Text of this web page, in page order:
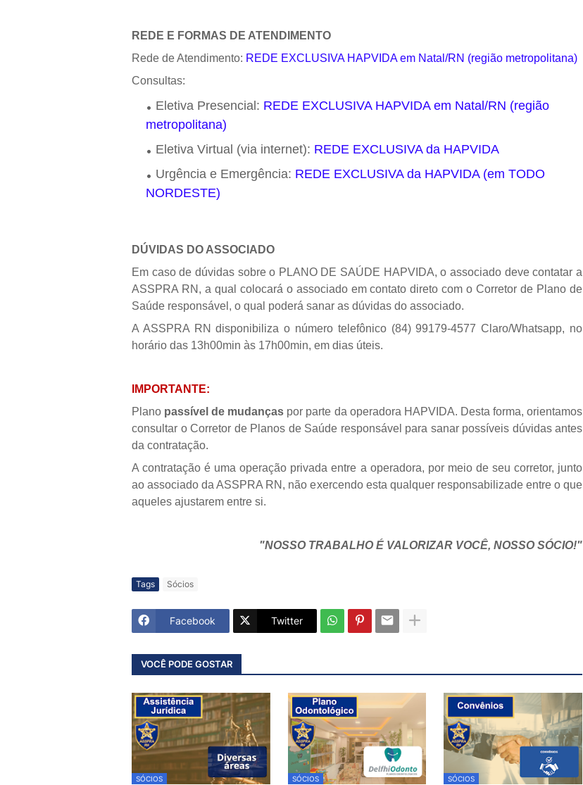
REDE E FORMAS DE ATENDIMENTO
Rede de Atendimento: REDE EXCLUSIVA HAPVIDA em Natal/RN (região metropolitana)
Consultas:
Eletiva Presencial: REDE EXCLUSIVA HAPVIDA em Natal/RN (região
metropolitana)
Eletiva Virtual (via internet): REDE EXCLUSIVA da HAPVIDA
Urgência e Emergência: REDE EXCLUSIVA da HAPVIDA (em TODO
NORDESTE)
DÚVIDAS DO ASSOCIADO
Em caso de dúvidas sobre o PLANO DE SAÚDE HAPVIDA, o associado deve contatar a
ASSPRA RN, a qual colocará o associado em contato direto com o Corretor de Plano de
Saúde responsável, o qual poderá sanar as dúvidas do associado.
A ASSPRA RN disponibiliza o número telefônico (84) 99179-4577 Claro/Whatsapp, no
horário das 13h00min às 17h00min, em dias úteis.
IMPORTANTE:
Plano passível de mudanças por parte da operadora HAPVIDA. Desta forma, orientamos
consultar o Corretor de Planos de Saúde responsável para sanar possíveis dúvidas antes
da contratação.
A contratação é uma operação privada entre a operadora, por meio de seu corretor, junto
ao associado da ASSPRA RN, não exercendo esta qualquer responsabilizade entre o que
aqueles ajustarem entre si.
"NOSSO TRABALHO É VALORIZAR VOCÊ, NOSSO SÓCIO!"
Tags Sócios
Facebook Twitter
VOCÊ PODE GOSTAR
SÓCIOS SÓCIOS SÓCIOS